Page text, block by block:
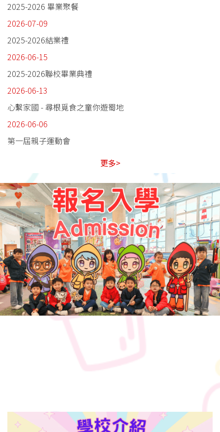
2025-2026 畢業聚餐
2026-07-09
2025-2026結業禮
2026-06-15
2025-2026聯校畢業典禮
2026-06-13
心繫家國 - 尋根覓食之童你遊蜀地
2026-06-06
第一屆親子運動會
更多>